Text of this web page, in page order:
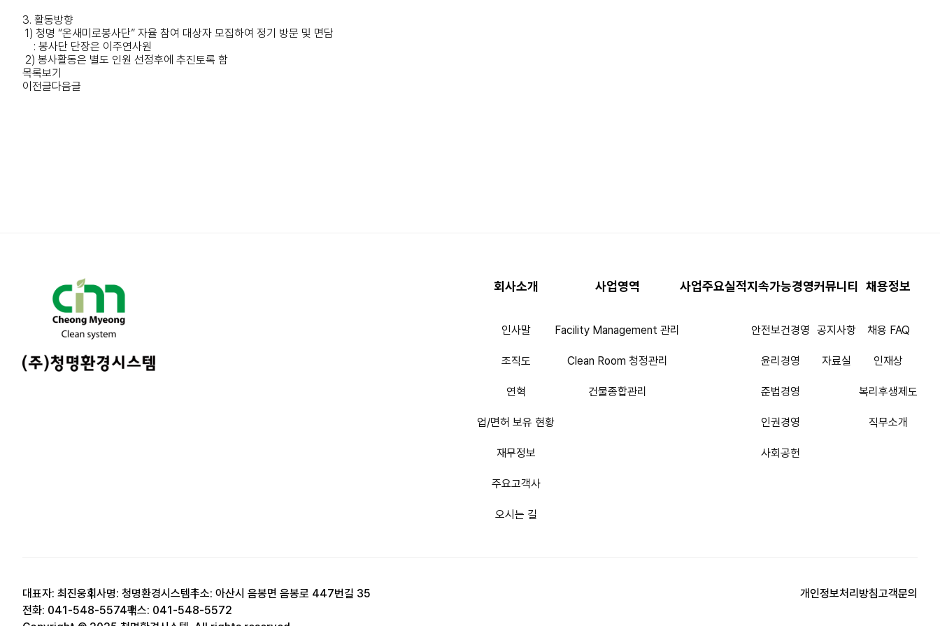
3. 활동방향
1) 청명 “온새미로봉사단” 자율 참여 대상자 모집하여 정기 방문 및 면담
: 봉사단 단장은 이주연사원
2) 봉사활동은 별도 인원 선정후에 추진토록 함
목록보기
이전글다음글
회사소개
인사말
조직도
연혁
업/면허 보유 현황
재무정보
주요고객사
오시는 길
사업영역
Facility Management 관리
Clean Room 청정관리
건물종합관리
사업주요실적지속가능경영
안전보건경영
윤리경영
준법경영
인권경영
사회공헌
커뮤니티
공지사항
자료실
채용정보
채용 FAQ
인재상
복리후생제도
직무소개
대표자: 최진웅회사명: 청명환경시스템주소: 아산시 음봉면 음봉로 447번길 35
전화: 041-548-5574팩스: 041-548-5572
개인정보처리방침고객문의